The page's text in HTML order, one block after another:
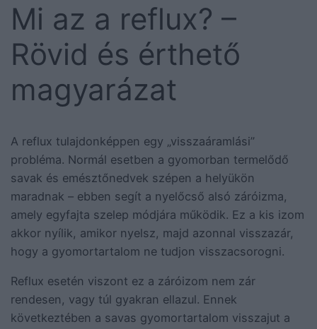
Mi az a reflux? –
Rövid és érthető
magyarázat
A reflux tulajdonképpen egy „visszaáramlási”
probléma. Normál esetben a gyomorban termelődő
savak és emésztőnedvek szépen a helyükön
maradnak – ebben segít a nyelőcső alsó záróizma,
amely egyfajta szelep módjára működik. Ez a kis izom
akkor nyílik, amikor nyelsz, majd azonnal visszazár,
hogy a gyomortartalom ne tudjon visszacsorogni.
Reflux esetén viszont ez a záróizom nem zár
rendesen, vagy túl gyakran ellazul. Ennek
következtében a savas gyomortartalom visszajut a